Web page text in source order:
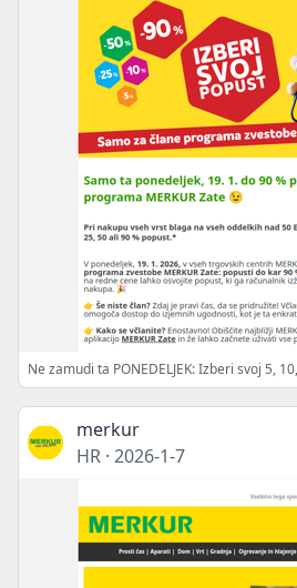
Ne zamudi ta PONEDELJEK: Izberi svoj 5,
merkur
HR · 2026-1-7